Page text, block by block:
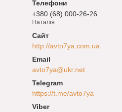
+380 (68) 000-26-26
Наталія
http://avto7ya.com.ua
avto7ya@ukr.net
https://t.me/avto7ya